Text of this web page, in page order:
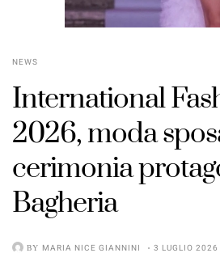
NEWS
International
2026, moda
cerimonia
Bagheria
BY MARIA NICE GIANNINI 3 LUGLIO 2026
POSTED